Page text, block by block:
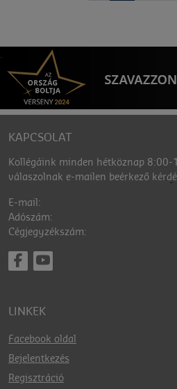
KAPCSOLAT
Kollégáink minden hétköznap 8:00-
válaszolnak e-mailen beérkező
E-mail:
Adószám:
Cégjegyzékszám:
LINKEK
Facebook oldal
Bejelentkezés
Regisztráció